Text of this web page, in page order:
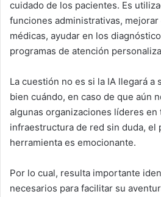
cuidado de los pacientes. Es
funciones administrativas,
médicas, ayudar en los
programas de atención
La cuestión no es si la IA llegará a
bien cuándo, en caso de que aún
algunas organizaciones líderes en
infraestructura de red sin duda, el
herramienta es emocionante.
Por lo cual, resulta importante
necesarios para facilitar su